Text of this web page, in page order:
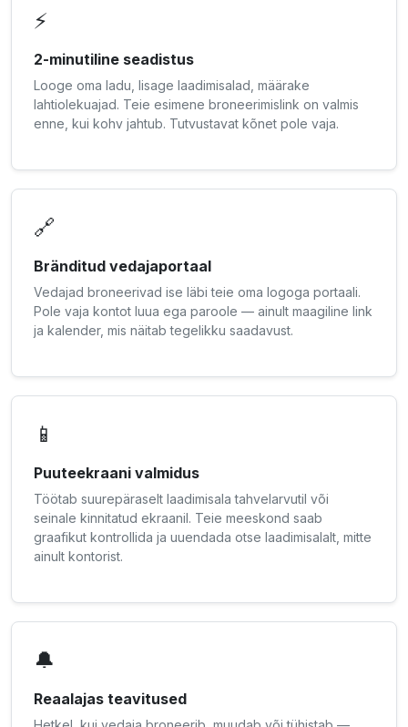
⚡
2-minutiline seadistus
Looge oma ladu, lisage laadimisalad, määrake
lahtiolekuajad. Teie esimene broneerimislink on valmis
enne, kui kohv jahtub. Tutvustavat kõnet pole vaja.
🔗
Bränditud vedajaportaal
Vedajad broneerivad ise läbi teie oma logoga portaali.
Pole vaja kontot luua ega paroole — ainult maagiline link
ja kalender, mis näitab tegelikku saadavust.
📱
Puuteekraani valmidus
Töötab suurepäraselt laadimisala tahvelarvutil või
seinale kinnitatud ekraanil. Teie meeskond saab
graafikut kontrollida ja uuendada otse laadimisalalt, mitte
ainult kontorist.
🔔
Reaalajas teavitused